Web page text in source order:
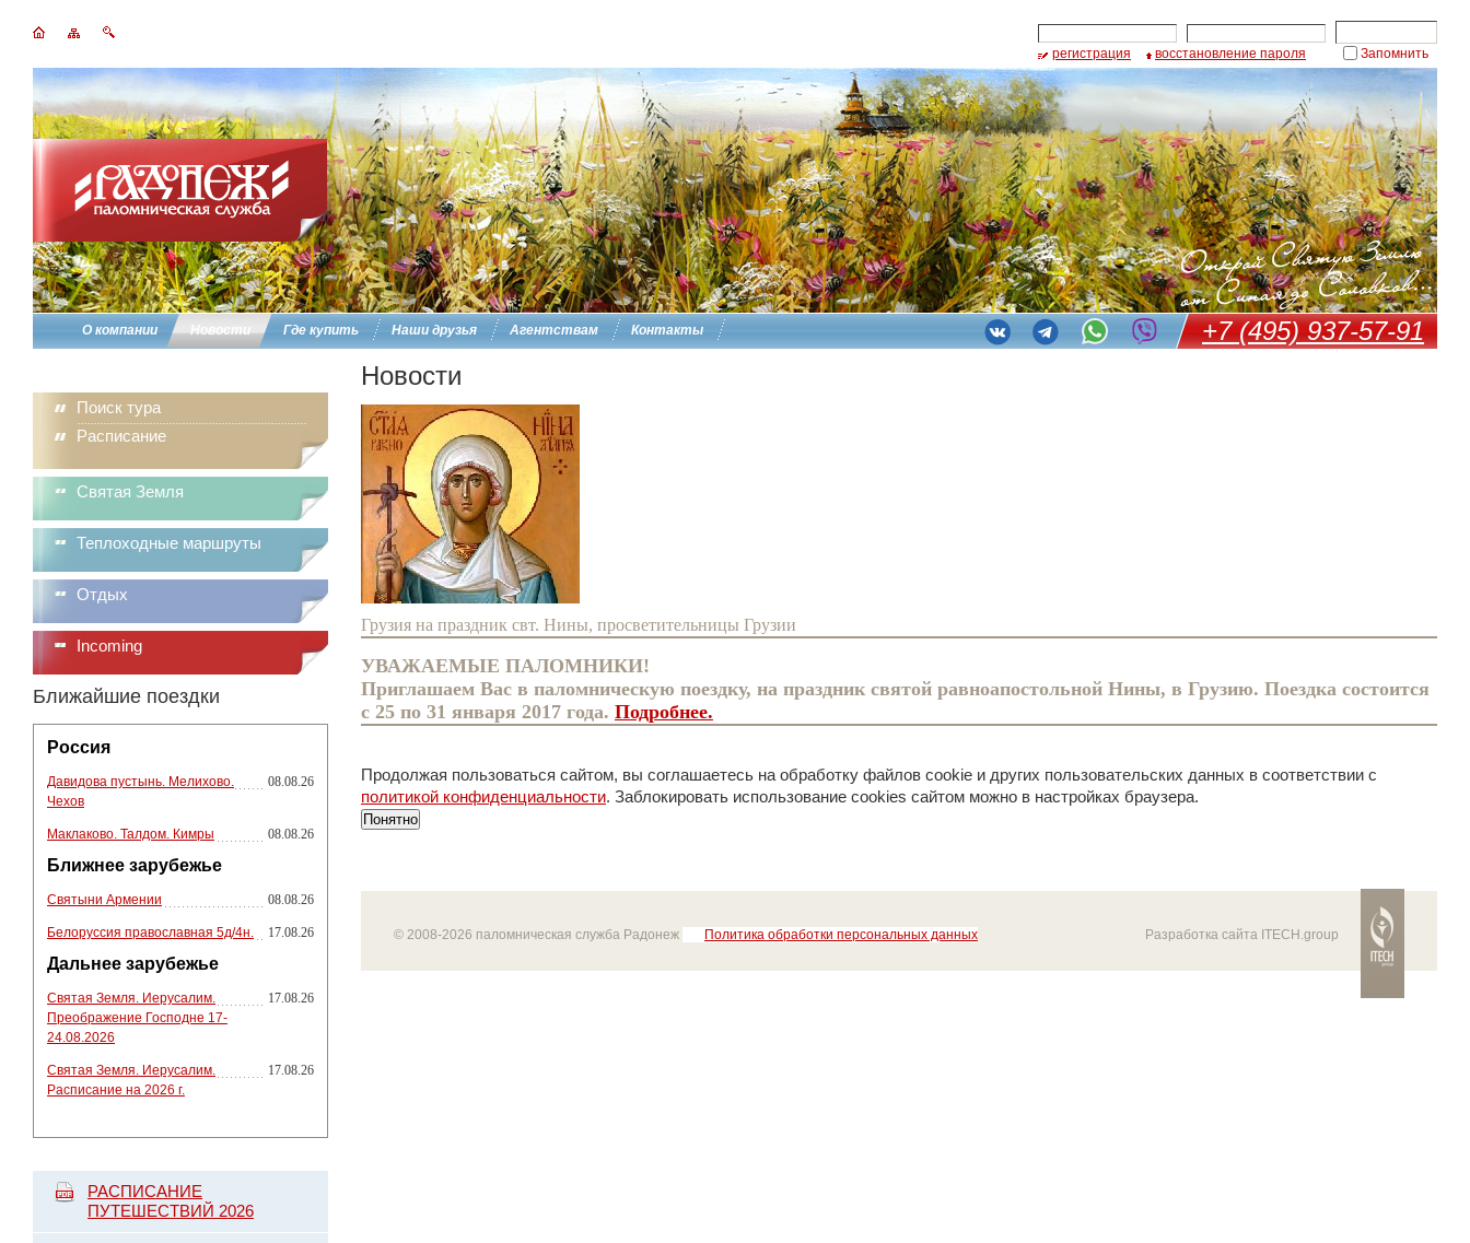
регистрация восстановление пароля Запомнить
О компании Новости Где купить Наши друзья Агентствам Контакты +7 (495) 937-57-91
Поиск тура
Расписание
Святая Земля
Теплоходные маршруты
Отдых
Incoming
Ближайшие поездки
Россия
Давидова пустынь. Мелихово.
Чехов
08.08.26
Маклаково. Талдом. Кимры 08.08.26
Ближнее зарубежье
Святыни Армении 08.08.26
Белоруссия православная 5д/4н. 17.08.26
Дальнее зарубежье
Святая Земля. Иерусалим.
Преображение Господне 17-
24.08.2026
17.08.26
Святая Земля. Иерусалим.
Расписание на 2026 г.
17.08.26
РАСПИСАНИЕ
ПУТЕШЕСТВИЙ 2026
Новости
Грузия на праздник свт. Нины, просветительницы Грузии
УВАЖАЕМЫЕ ПАЛОМНИКИ!
Приглашаем Вас в паломническую поездку, на праздник святой равноапостольной Нины, в Грузию. Поездка состоится
с 25 по 31 января 2017 года. Подробнее.
Продолжая пользоваться сайтом, вы соглашаетесь на обработку файлов cookie и других пользовательских данных в соответствии с
политикой конфиденциальности. Заблокировать использование cookies сайтом можно в настройках браузера.
Понятно
© 2008-2026 паломническая служба Радонеж Политика обработки персональных данных Разработка сайта ITECH.group